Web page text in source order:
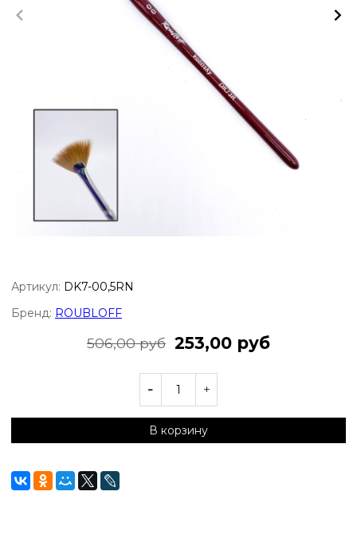
Артикул: DK7-00,5RN
Бренд: ROUBLOFF
506,00 руб 253,00 руб
В корзину